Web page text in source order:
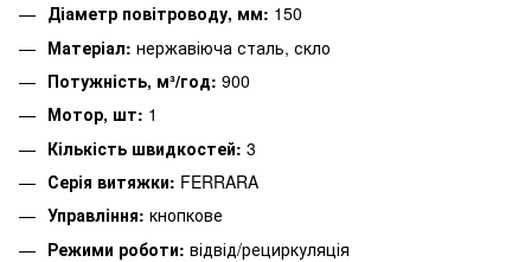
Діаметр повітроводу, мм: 150
Матеріал: нержавіюча сталь, скло
Потужність, м³/год: 900
Мотор, шт: 1
Кількість швидкостей: 3
Серія витяжки: FERRARA
Управління: кнопкове
Режими роботи: відвід/рециркуляція